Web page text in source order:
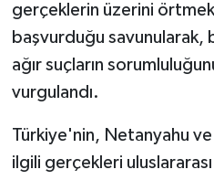
gerçeklerin üzerini örtmek
başvurduğu savunularak,
ağır suçların
vurgulandı.
Türkiye'nin, Netanyahu
ilgili gerçekleri